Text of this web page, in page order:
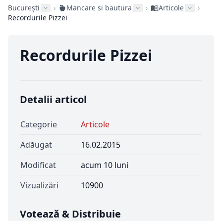
ofere posibilitatea firmel...
București › Mancare si bautura › Articole
›
Recordurile Pizzei
Recordurile Pizzei
Detalii articol
Categorie
Articole
Adăugat
16.02.2015
Modificat
acum 10 luni
Vizualizări
10900
Votează & Distribuie